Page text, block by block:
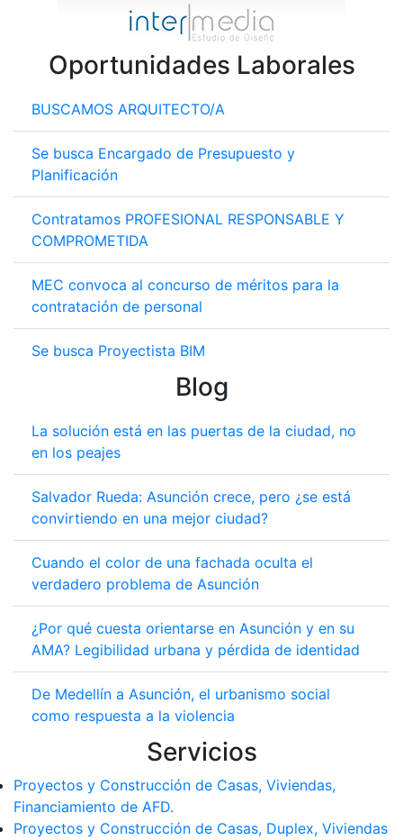
Oportunidades Laborales
BUSCAMOS ARQUITECTO/A
Se busca Encargado de Presupuesto y
Planificación
Contratamos PROFESIONAL RESPONSABLE Y
COMPROMETIDA
MEC convoca al concurso de méritos para la
contratación de personal
Se busca Proyectista BIM
Blog
La solución está en las puertas de la ciudad, no
en los peajes
Salvador Rueda: Asunción crece, pero ¿se está
convirtiendo en una mejor ciudad?
Cuando el color de una fachada oculta el
verdadero problema de Asunción
¿Por qué cuesta orientarse en Asunción y en su
AMA? Legibilidad urbana y pérdida de identidad
De Medellín a Asunción, el urbanismo social
como respuesta a la violencia
Servicios
Proyectos y Construcción de Casas, Viviendas,
Financiamiento de AFD.
Proyectos y Construcción de Casas, Duplex, Viviendas